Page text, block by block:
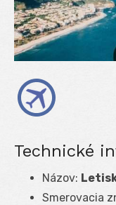
Technické
Názov:
Smerovacia